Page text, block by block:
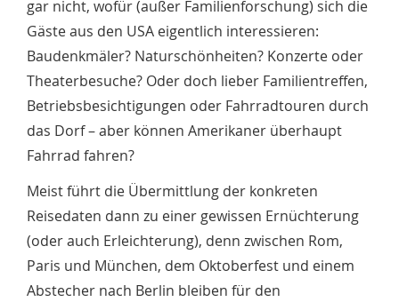
gar nicht, wofür (außer Familienforschung) sich die
Gäste aus den USA eigentlich interessieren:
Baudenkmäler? Naturschönheiten? Konzerte oder
Theaterbesuche? Oder doch lieber Familientreffen,
Betriebsbesichtigungen oder Fahrradtouren durch
das Dorf – aber können Amerikaner überhaupt
Fahrrad fahren?
Meist führt die Übermittlung der konkreten
Reisedaten dann zu einer gewissen Ernüchterung
(oder auch Erleichterung), denn zwischen Rom,
Paris und München, dem Oktoberfest und einem
Abstecher nach Berlin bleiben für den